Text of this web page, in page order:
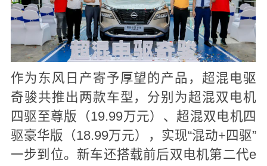
作为东风日产寄予厚望的产品，超混电驱
奇骏共推出两款车型，分别为超混双电机
四驱至尊版（19.99万元）、超混双电机四
驱豪华版（18.99万元），实现“混动+四驱”
一步到位。新车还搭载前后双电机第二代e